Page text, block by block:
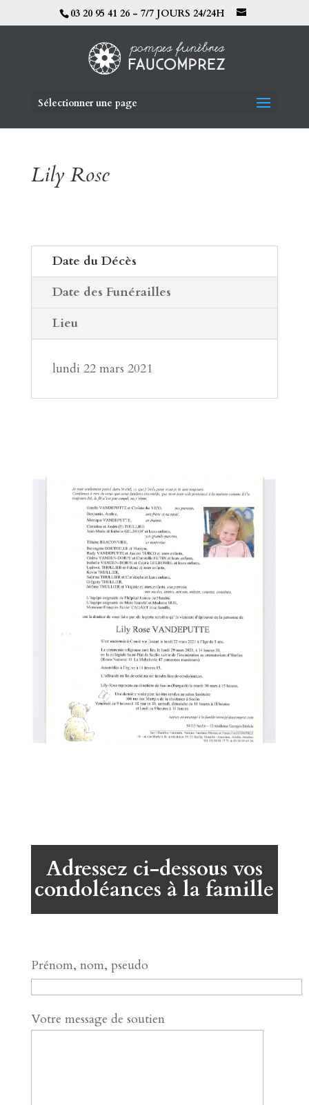
03 20 95 41 26 - 7/7 JOURS 24/24H
Sélectionner une page
Lily Rose
Date du Décès
Date des Funérailles
Lieu
lundi 22 mars 2021
Adressez ci-dessous vos
condoléances à la famille
Prénom, nom, pseudo
Votre message de soutien